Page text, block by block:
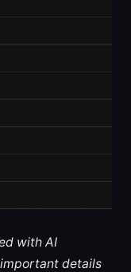
with AI
details